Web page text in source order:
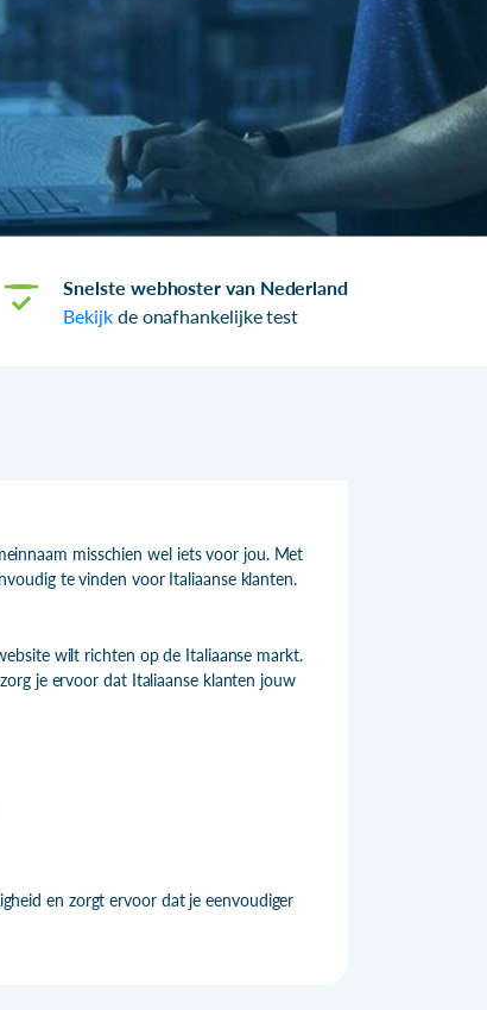
Snelste webhoster van Nederland
Bekijkde onafhankelijke test
misschien wel iets voor jou. Met
te vinden voor Italiaanse klanten.
wilt richten op de Italiaanse markt.
je ervoor dat Italiaanse klanten jouw
en zorgt ervoor dat je eenvoudiger